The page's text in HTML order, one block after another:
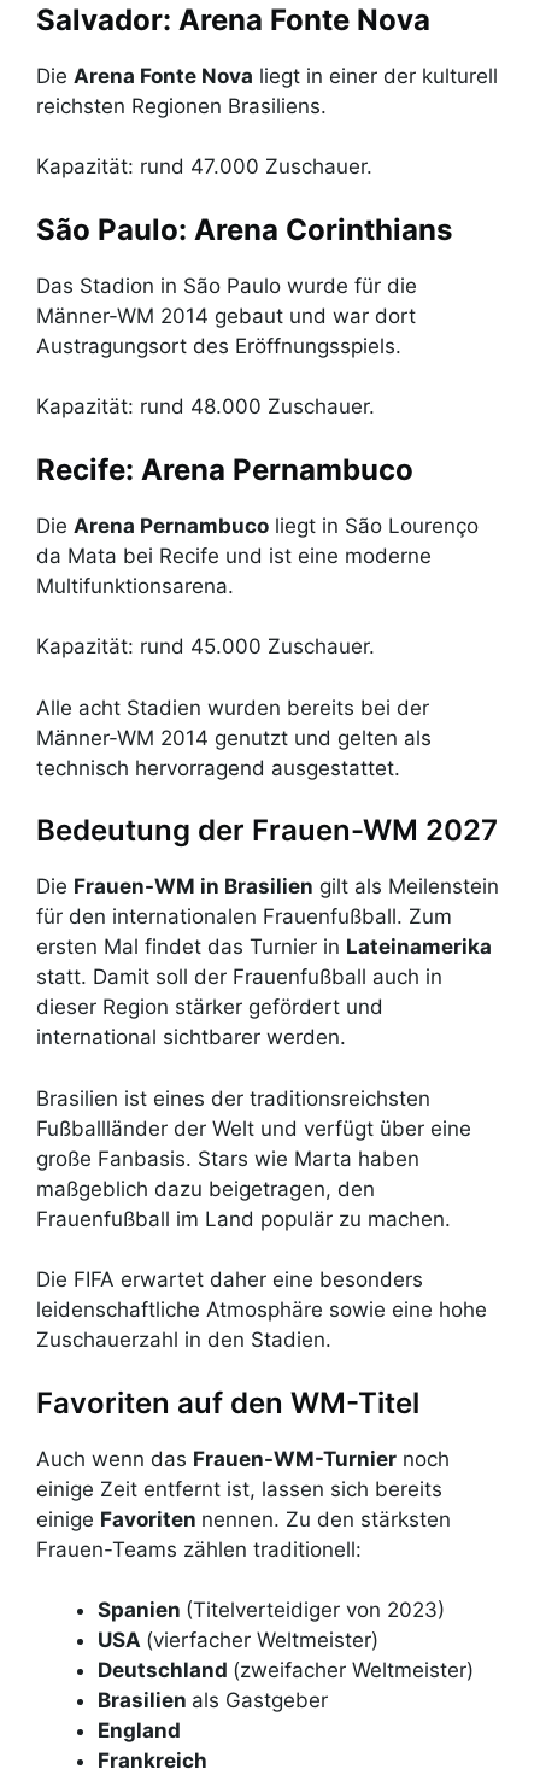
Salvador: Arena Fonte Nova
Die Arena Fonte Nova liegt in einer der kulturell
reichsten Regionen Brasiliens.
Kapazität: rund 47.000 Zuschauer.
São Paulo: Arena Corinthians
Das Stadion in São Paulo wurde für die
Männer-WM 2014 gebaut und war dort
Austragungsort des Eröffnungsspiels.
Kapazität: rund 48.000 Zuschauer.
Recife: Arena Pernambuco
Die Arena Pernambuco liegt in São Lourenço
da Mata bei Recife und ist eine moderne
Multifunktionsarena.
Kapazität: rund 45.000 Zuschauer.
Alle acht Stadien wurden bereits bei der
Männer-WM 2014 genutzt und gelten als
technisch hervorragend ausgestattet.
Bedeutung der Frauen-WM 2027
Die Frauen-WM in Brasilien gilt als Meilenstein
für den internationalen Frauenfußball. Zum
ersten Mal findet das Turnier in Lateinamerika
statt. Damit soll der Frauenfußball auch in
dieser Region stärker gefördert und
international sichtbarer werden.
Brasilien ist eines der traditionsreichsten
Fußballländer der Welt und verfügt über eine
große Fanbasis. Stars wie Marta haben
maßgeblich dazu beigetragen, den
Frauenfußball im Land populär zu machen.
Die FIFA erwartet daher eine besonders
leidenschaftliche Atmosphäre sowie eine hohe
Zuschauerzahl in den Stadien.
Favoriten auf den WM-Titel
Auch wenn das Frauen-WM-Turnier noch
einige Zeit entfernt ist, lassen sich bereits
einige Favoriten nennen. Zu den stärksten
Frauen-Teams zählen traditionell:
Spanien (Titelverteidiger von 2023)
USA (vierfacher Weltmeister)
Deutschland (zweifacher Weltmeister)
Brasilien als Gastgeber
England
Frankreich